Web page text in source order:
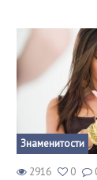
Знаменитости
2916 0